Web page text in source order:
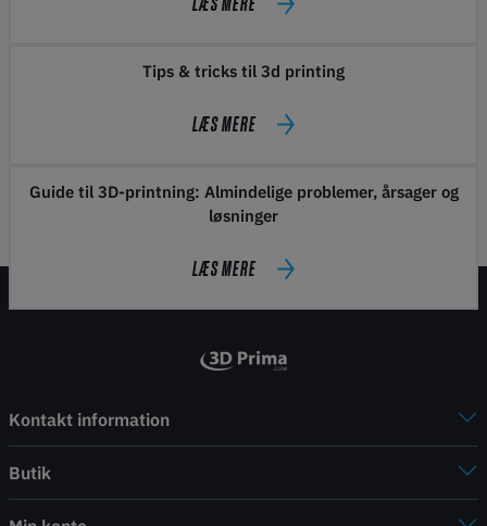
Tips & tricks til 3d printing
LÆS MERE
Guide til 3D-printning: Almindelige problemer, årsager og
løsninger
LÆS MERE
Kontakt information
Butik